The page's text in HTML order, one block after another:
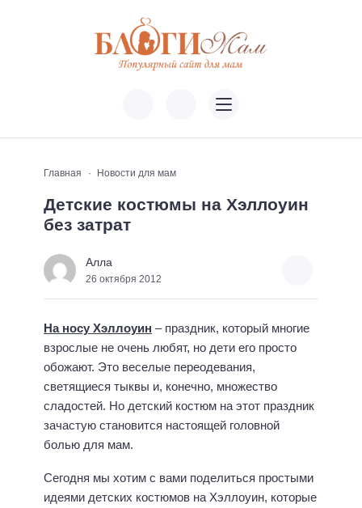
Главная Новости для мам
Детские костюмы на Хэллоуин
без затрат
Алла
26 октября 2012
На носу Хэллоуин – праздник, который многие
взрослые не очень любят, но дети его просто
обожают. Это веселые переодевания,
светящиеся тыквы и, конечно, множество
сладостей. Но детский костюм на этот праздник
зачастую становится настоящей головной
болью для мам.
Сегодня мы хотим с вами поделиться простыми
идеями детских костюмов на Хэллоуин, которые